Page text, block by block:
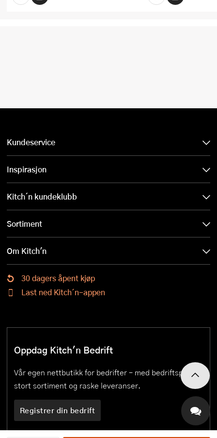
Kundeservice
Inspirasjon
Kitch´n kundeklubb
Sortiment
Om Kitch'n
30 dagers åpent kjøp
Last ned Kitch´n-appen
Oppdag Kitch'n Bedrift
Vår egen nettbutikk for bedrifter – med bedriftspriser,
stort sortiment og raske leveranser.
Registrer din bedrift